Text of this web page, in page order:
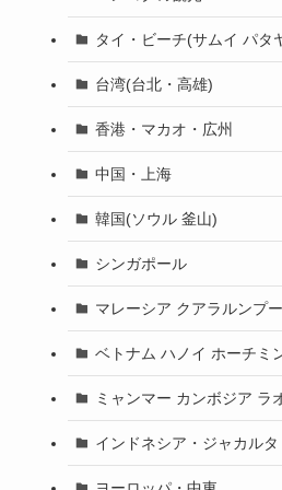
タイ・ビーチ(サムイ パタ
台湾(台北・高雄)
香港・マカオ・広州
中国・上海
韓国(ソウル 釜山)
シンガポール
マレーシア クアラルンプ
ベトナム ハノイ ホーチミ
ミャンマー カンボジア ラ
インドネシア・ジャカルタ